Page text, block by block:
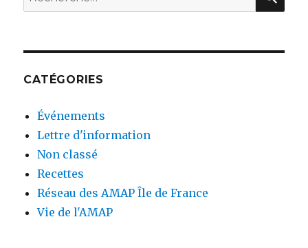
pour
CATÉGORIES
Événements
Lettre d'information
Non classé
Recettes
Réseau des AMAP Île de France
Vie de l'AMAP